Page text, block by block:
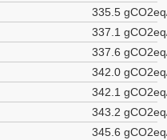
335.5
337.1
337.6
342.0
342.1
343.2
345.6